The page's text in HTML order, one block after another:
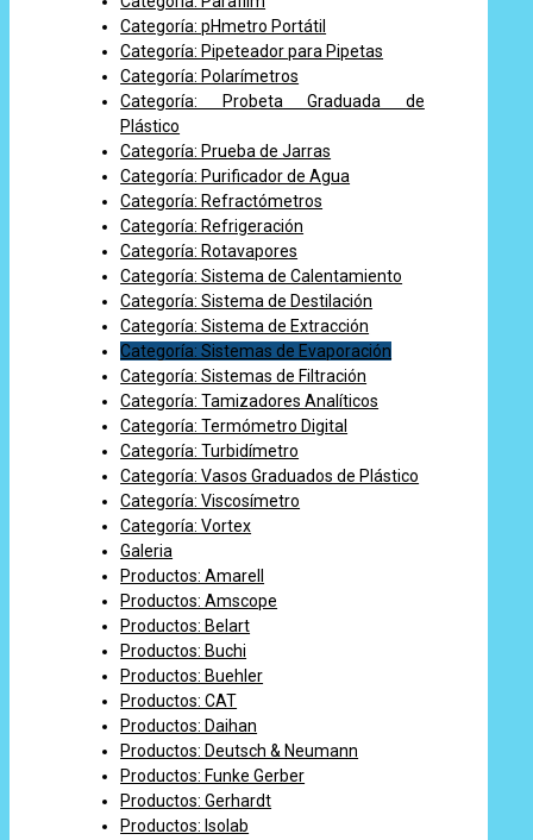
Categoría: pHmetro Portátil
Categoría: Pipeteador para Pipetas
Categoría: Polarímetros
Categoría: Probeta Graduada de
Plástico
Categoría: Prueba de Jarras
Categoría: Purificador de Agua
Categoría: Refractómetros
Categoría: Refrigeración
Categoría: Rotavapores
Categoría: Sistema de Calentamiento
Categoría: Sistema de Destilación
Categoría: Sistema de Extracción
Categoría: Sistemas de Evaporación
Categoría: Sistemas de Filtración
Categoría: Tamizadores Analíticos
Categoría: Termómetro Digital
Categoría: Turbidímetro
Categoría: Vasos Graduados de Plástico
Categoría: Viscosímetro
Categoría: Vortex
Galeria
Productos: Amarell
Productos: Amscope
Productos: Belart
Productos: Buchi
Productos: Buehler
Productos: CAT
Productos: Daihan
Productos: Deutsch & Neumann
Productos: Funke Gerber
Productos: Gerhardt
Productos: Isolab